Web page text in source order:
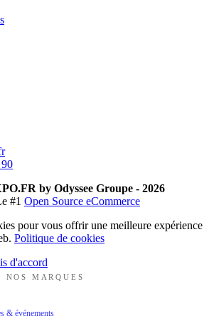
by Odyssee Groupe - 2026
#1 Open Source eCommerce
pour vous offrir une meilleure expérience
Politique de cookies
d'accord
NOS MARQUES
& événements